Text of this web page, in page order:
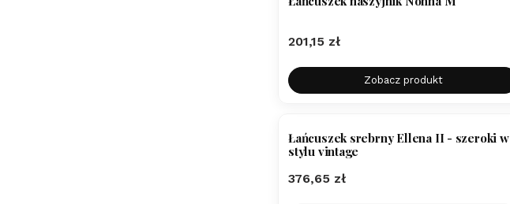
Cena
201,15 zł
Zobacz produkt
Łańcuszek srebrny Ellena II - szeroki w
stylu vintage
Cena
376,65 zł